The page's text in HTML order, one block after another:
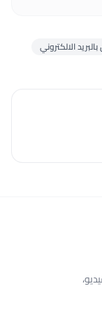
الالكتروني